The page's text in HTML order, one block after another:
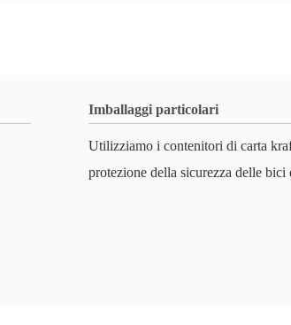
Imballaggi particolari
Utilizziamo i contenitori di carta
protezione della sicurezza delle bici